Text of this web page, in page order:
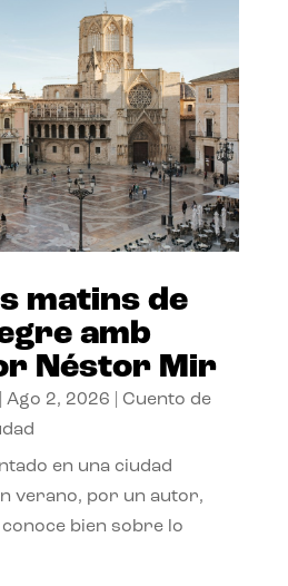
matins de
amb
Néstor Mir
Ago 2, 2026
Cuento de
en una ciudad
verano, por un autor,
bien sobre lo